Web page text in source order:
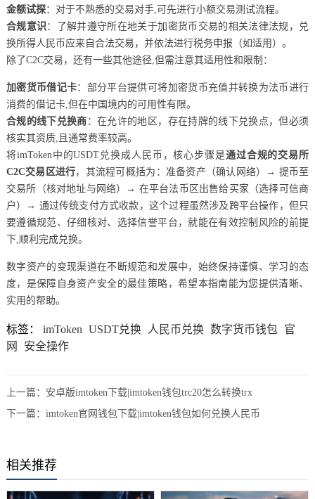
金额试探：对于不熟悉的交易对手,可先进行小额交易测试流程。
合规意识：了解并遵守所在地关于加密货币交易的相关法律法规，兑
换所得人民币应来自合法交易，并依法进行税务申报（如适用）。
除了C2C交易，还有一些其他途径,但需注意其适用性和限制：
加密货币借记卡：部分平台提供可将加密货币充值并转换为法币进行
消费的借记卡,但在中国境内的可用性有限。
合规的线下兑换商 ：在允许的地区，存在持牌的线下兑换点，但必须
核实其资质,且通常费率较高。
将imToken中的USDT兑换成人民币，核心步骤是通过合规的交易所
C2C交易区进行，其流程可概括为：准备资产（确认网络）→ 提币至
交易所（核对地址与网络）→ 在平台法币区出售给买家（选择可信商
户）→ 通过传统支付方式收款，这个过程虽然涉及跨平台操作，但只
要遵循规范、仔细核对、选择信誉平台，就能在有效控制风险的前提
下,顺利完成兑换。
数字资产的变现渠道在不断规范和发展中，始终保持谨慎、学习的态
度，是保障自身资产安全的最佳策略，希望本指南能为您提供清晰、
实用的帮助。
标签： imToken USDT兑换 人民币兑换 数字货币钱包 官
网
安全操作
上一篇： 安卓版imtoken下载|imtoken钱包trc20怎么转换trx
下一篇： imtoken官网钱包下载|imtoken钱包如何兑换人民币
相关推荐